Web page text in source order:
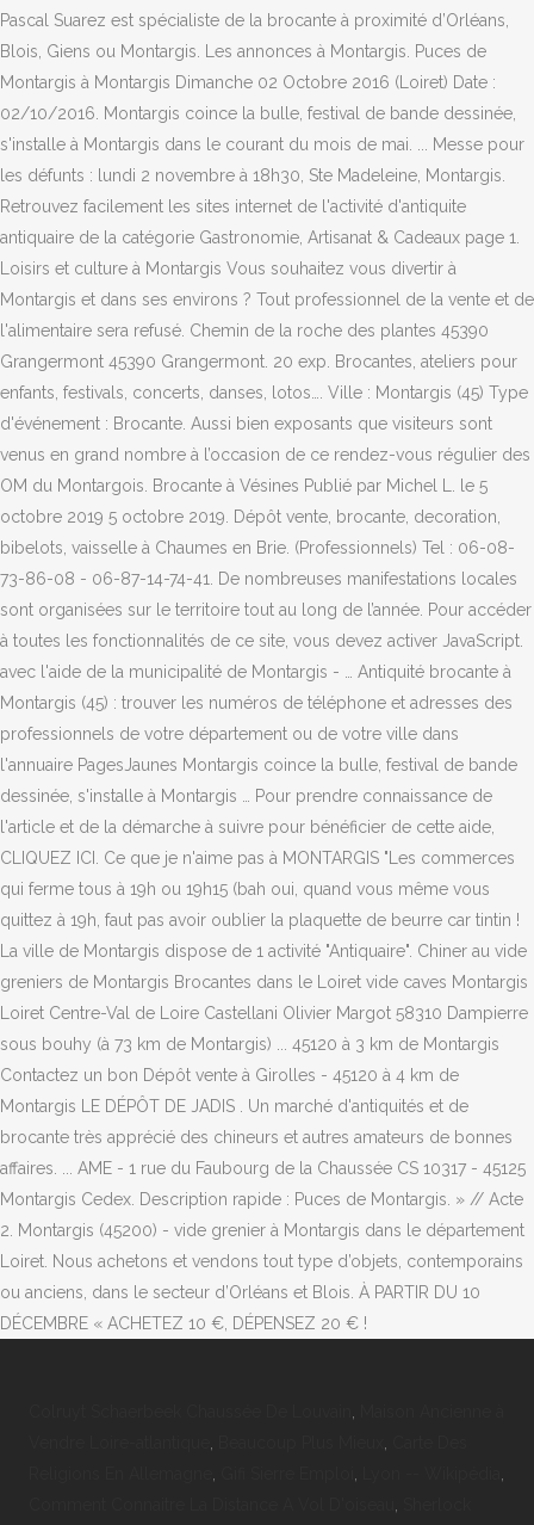
Pascal Suarez est spécialiste de la brocante à proximité d’Orléans,
Blois, Giens ou Montargis. Les annonces à Montargis. Puces de
Montargis à Montargis Dimanche 02 Octobre 2016 (Loiret) Date :
02/10/2016. Montargis coince la bulle, festival de bande dessinée,
s'installe à Montargis dans le courant du mois de mai. ... Messe pour
les défunts : lundi 2 novembre à 18h30, Ste Madeleine, Montargis.
Retrouvez facilement les sites internet de l'activité d'antiquite
antiquaire de la catégorie Gastronomie, Artisanat & Cadeaux page 1.
Loisirs et culture à Montargis Vous souhaitez vous divertir à
Montargis et dans ses environs ? Tout professionnel de la vente et de
l'alimentaire sera refusé. Chemin de la roche des plantes 45390
Grangermont 45390 Grangermont. 20 exp. Brocantes, ateliers pour
enfants, festivals, concerts, danses, lotos…. Ville : Montargis (45) Type
d'événement : Brocante. Aussi bien exposants que visiteurs sont
venus en grand nombre à l’occasion de ce rendez-vous régulier des
OM du Montargois. Brocante à Vésines Publié par Michel L. le 5
octobre 2019 5 octobre 2019. Dépôt vente, brocante, decoration,
bibelots, vaisselle à Chaumes en Brie. (Professionnels) Tel : 06-08-
73-86-08 - 06-87-14-74-41. De nombreuses manifestations locales
sont organisées sur le territoire tout au long de l’année. Pour accéder
à toutes les fonctionnalités de ce site, vous devez activer JavaScript.
avec l'aide de la municipalité de Montargis - … Antiquité brocante à
Montargis (45) : trouver les numéros de téléphone et adresses des
professionnels de votre département ou de votre ville dans
l'annuaire PagesJaunes Montargis coince la bulle, festival de bande
dessinée, s'installe à Montargis … Pour prendre connaissance de
l'article et de la démarche à suivre pour bénéficier de cette aide,
CLIQUEZ ICI. Ce que je n'aime pas à MONTARGIS "Les commerces
qui ferme tous à 19h ou 19h15 (bah oui, quand vous même vous
quittez à 19h, faut pas avoir oublier la plaquette de beurre car tintin !
La ville de Montargis dispose de 1 activité "Antiquaire". Chiner au vide
greniers de Montargis Brocantes dans le Loiret vide caves Montargis
Loiret Centre-Val de Loire Castellani Olivier Margot 58310 Dampierre
sous bouhy (à 73 km de Montargis) ... 45120 à 3 km de Montargis
Contactez un bon Dépôt vente à Girolles - 45120 à 4 km de
Montargis LE DÉPÔT DE JADIS . Un marché d'antiquités et de
brocante très apprécié des chineurs et autres amateurs de bonnes
affaires. ... AME - 1 rue du Faubourg de la Chaussée CS 10317 - 45125
Montargis Cedex. Description rapide : Puces de Montargis. » // Acte
2. Montargis (45200) - vide grenier à Montargis dans le département
Loiret. Nous achetons et vendons tout type d’objets, contemporains
ou anciens, dans le secteur d’Orléans et Blois. À PARTIR DU 10
DÉCEMBRE « ACHETEZ 10 €, DÉPENSEZ 20 € !